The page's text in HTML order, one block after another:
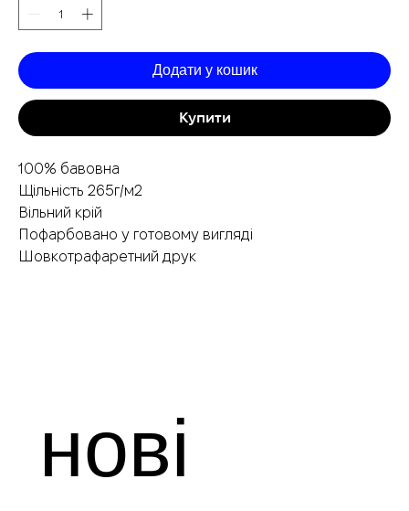
Додати у кошик
Купити
100% бавовна
Щільність 265г/м2
Вільний крій
Пофарбовано у готовому вигляді
Шовкотрафаретний друк
нові